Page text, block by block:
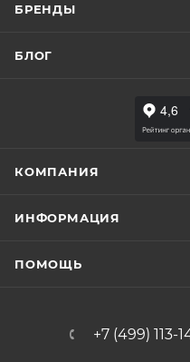
БРЕНДЫ
БЛОГ
КОМПАНИЯ
ИНФОРМАЦИЯ
ПОМОЩЬ
+7 (499) 113-